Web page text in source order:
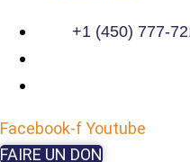
+1 (450) 777-
Facebook-fYoutube
FAIRE UN DON